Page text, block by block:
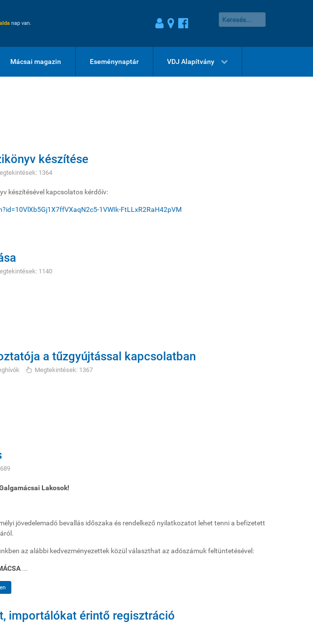
nap van.
Mácsai magazin Eseménynaptár VDJ Alapítvány
készítése
1364
készítésével kapcsolatos kérdőív:
1VWIk-FtLLxR2RaH42pVM
1140
a tűzgyújtással kapcsolatban
Megtekintések: 1367
Lakosok!
jövedelemadó bevallás időszaka és rendelkező nyilatkozatot lehet tenni a befizetett
az alábbi kedvezményezettek közül választhat az adószámuk feltüntetésével:
...
importálókat érintő regisztráció